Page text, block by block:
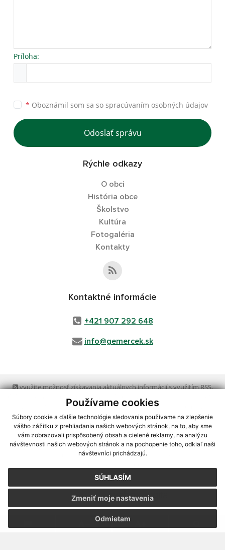
Používame cookies
Súbory cookie a ďalšie technológie sledovania používame na zlepšenie
vášho zážitku z prehliadania našich webových stránok, na to, aby sme
vám zobrazovali prispôsobený obsah a cielené reklamy, na analýzu
návštevnosti našich webových stránok a na pochopenie toho, odkiaľ naši
návštevníci prichádzajú.
SÚHLASÍM
Odmietam
Zmeniť moje nastavenia
Príloha:
* Oboznámil som sa so spracúvaním osobných údajov
Odoslať správu
Rýchle odkazy
O obci
História obce
Školstvo
Kultúra
Fotogaléria
Kontakty
Kontaktné informácie
+421 907 292 648
info@gemercek.sk
využite možnosť získavania aktuálnych informácií s využitím RSS,
CMS systém (redakčný) systém ECHELON 2, Mapa stránok
webex.digital, s.r.o.,domény,registrácia domény
spoločnosť webex.digital, s.r.o.,technický prevádzkovateľ
Posledná aktualizácia:04.08.2026
Vytlačiť stránku|Vyhlásenie o prístupnosti
webdesign